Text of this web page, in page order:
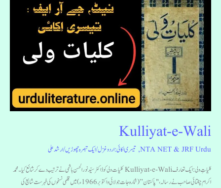
Kulliyat-e-Wali
NTA NET & JRF Urdu
, تیسری اکائی: اردو غزل/ایک تبصرہ چھوڑیں/ارشد علی
کلیاتِ ولی : ایک تعارف Kulliyat-e-Wali کلیات ولی کو ڈاکٹر سیّد نور الحسن ہاشمی نے ترتیب دے کرشائع کیا۔ محمد
اکرام چغتائی صاحب نے رسالہ، "پاکستان” (شمارہ جات جولائی و اکتوبر 1966ء) میں قلمی نسخوں کی فہرست شایع کی
Kulliyat-
Wali